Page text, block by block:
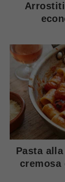
Pasta